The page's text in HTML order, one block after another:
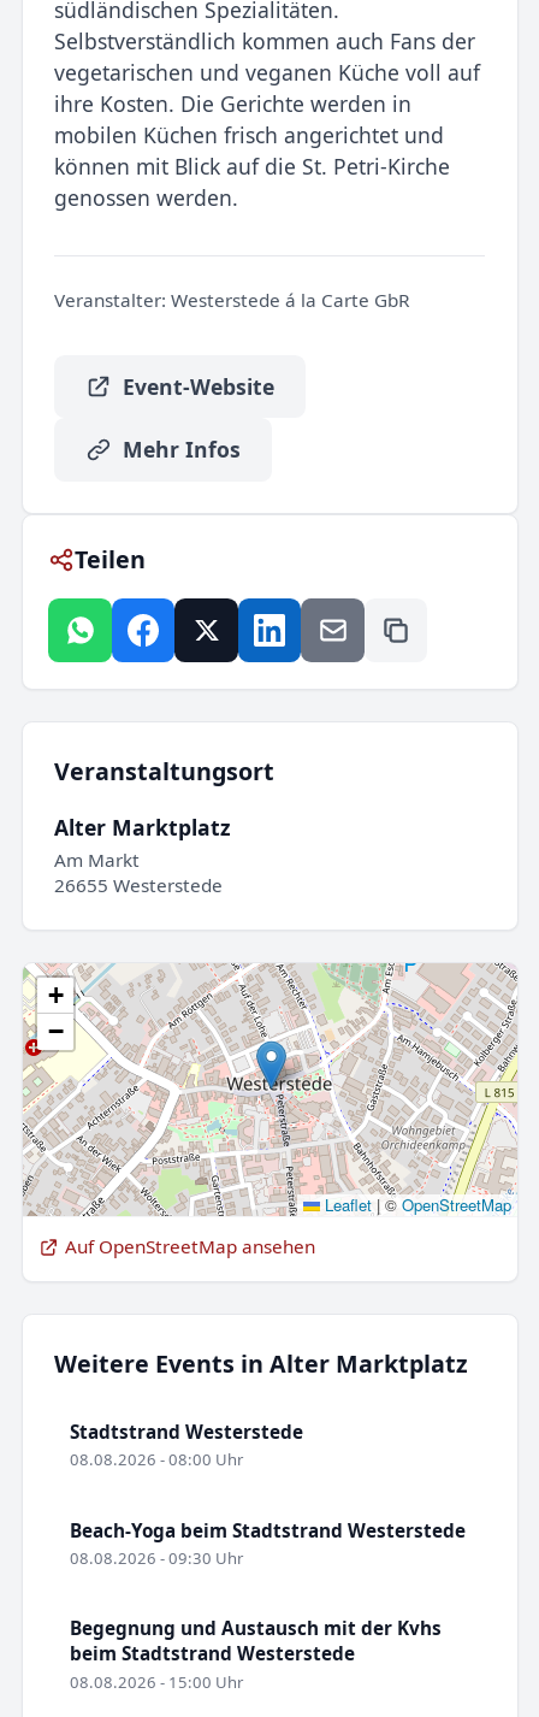
südländischen Spezialitäten.
Selbstverständlich kommen auch Fans der
vegetarischen und veganen Küche voll auf
ihre Kosten. Die Gerichte werden in
mobilen Küchen frisch angerichtet und
können mit Blick auf die St. Petri-Kirche
genossen werden.
Veranstalter: Westerstede á la Carte GbR
Event-Website
Mehr Infos
Teilen
Veranstaltungsort
Alter Marktplatz
Am Markt
26655 Westerstede
+
−
Leaflet |© OpenStreetMap
Auf OpenStreetMap ansehen
Weitere Events in Alter Marktplatz
Stadtstrand Westerstede
08.08.2026 - 08:00 Uhr
Beach-Yoga beim Stadtstrand Westerstede
08.08.2026 - 09:30 Uhr
Begegnung und Austausch mit der Kvhs
beim Stadtstrand Westerstede
08.08.2026 - 15:00 Uhr